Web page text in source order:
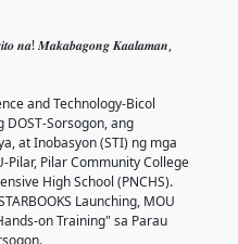
𝑩𝒐𝒙: 𝑵𝒂𝒓𝒊𝒕𝒐 𝒏𝒂! 𝑴𝒂𝒌𝒂𝒃𝒂𝒈𝒐𝒏𝒈